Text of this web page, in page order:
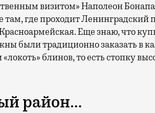
визитом» Наполеон
где проходит Ленинградский
Еще знаю, что
были традиционно заказать в
блинов, то есть стопку
район…